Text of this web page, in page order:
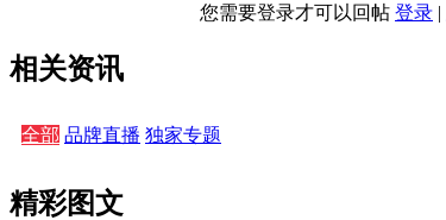
您需要登录才可以回帖 登录 |
相关资讯
全部 品牌直播 独家专题
精彩图文